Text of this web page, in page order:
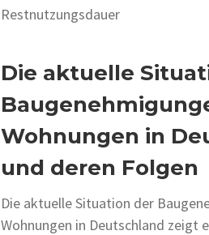
Restnutzungsdauer
Die aktuelle
Wohnungen in
und deren Folgen
Die aktuelle Situation der
Wohnungen in Deutschland zeigt